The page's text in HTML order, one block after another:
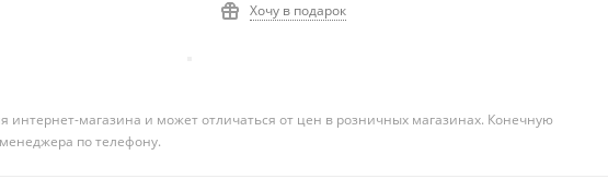
Хочу в подарок
интернет-магазина и может отличаться от цен в розничных магазинах. Конечную
по телефону.